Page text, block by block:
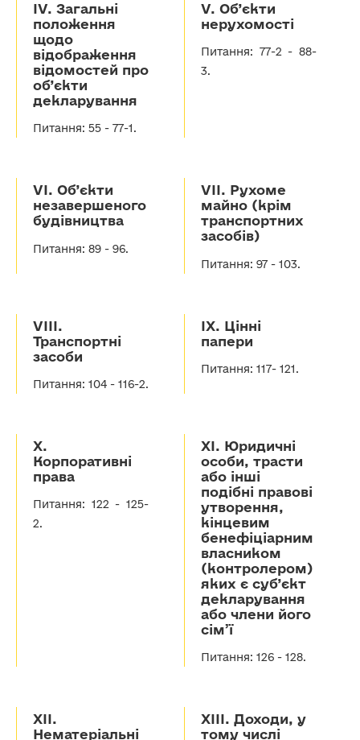
IV. Загальні
положення
щодо
відображення
відомостей про
об’єкти
декларування
Питання: 55 - 77-1.
V. Об’єкти
нерухомості
Питання: 77-2 - 88-
3.
VІ. Об’єкти
незавершеного
будівництва
Питання: 89 - 96.
VІІ. Рухоме
майно (крім
транспортних
засобів)
Питання: 97 - 103.
VІІІ.
Транспортні
засоби
Питання: 104 - 116-2.
ІХ. Цінні
папери
Питання: 117- 121.
Х.
Корпоративні
права
Питання: 122 - 125-
2.
ХІ. Юридичні
особи, трасти
або інші
подібні правові
утворення,
кінцевим
бенефіціарним
власником
(контролером)
яких є суб’єкт
декларування
або члени його
сім’ї
Питання: 126 - 128.
ХІІ.
Нематеріальні
ХІІІ. Доходи, у
тому числі